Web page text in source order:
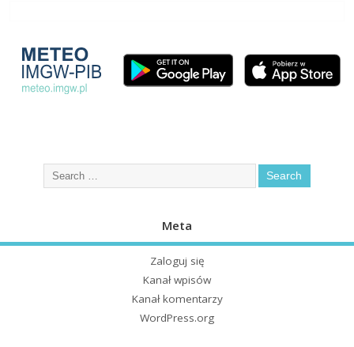
Meta
Zaloguj się
Kanał wpisów
Kanał komentarzy
WordPress.org